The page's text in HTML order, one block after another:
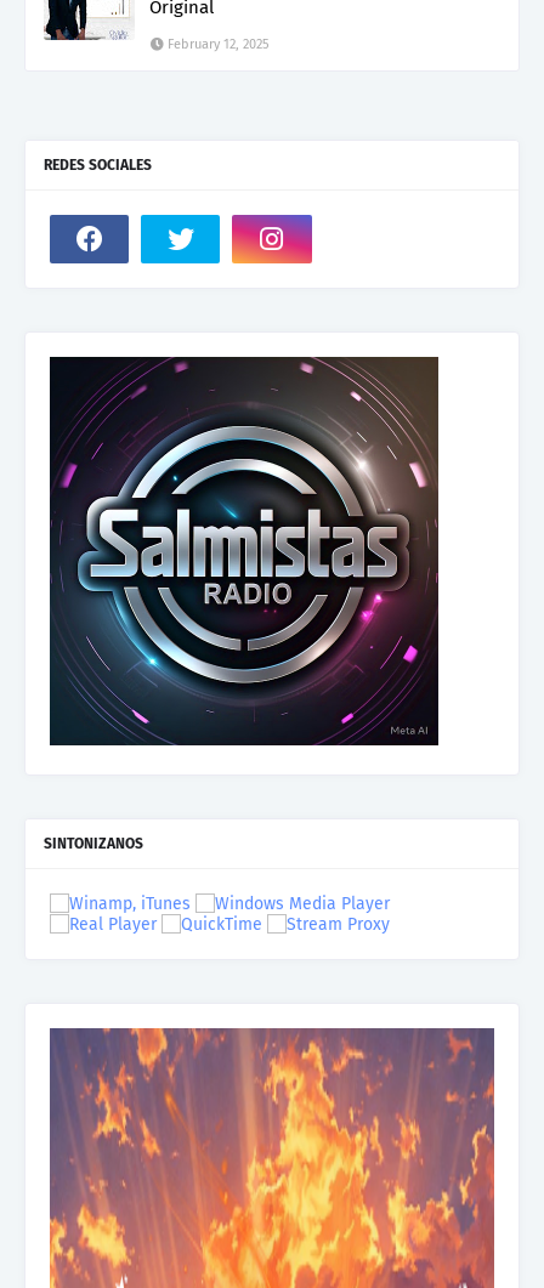
Original
February 12, 2025
REDES SOCIALES
SINTONIZANOS